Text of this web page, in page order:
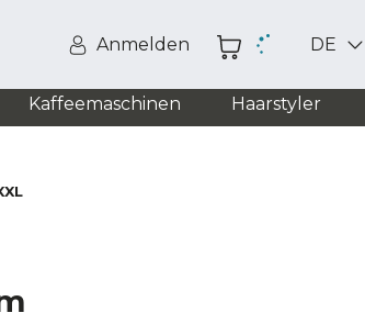
Anmelden DE
Kaffeemaschinen Haarstyler